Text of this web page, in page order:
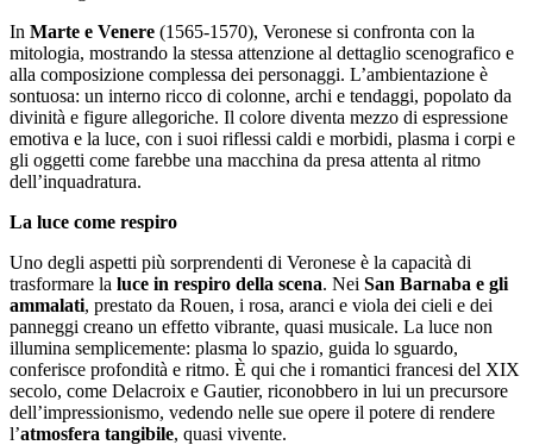
In Marte e Venere (1565-1570), Veronese si confronta con la
mitologia, mostrando la stessa attenzione al dettaglio scenografico e
alla composizione complessa dei personaggi. L’ambientazione è
sontuosa: un interno ricco di colonne, archi e tendaggi, popolato da
divinità e figure allegoriche. Il colore diventa mezzo di espressione
emotiva e la luce, con i suoi riflessi caldi e morbidi, plasma i corpi e
gli oggetti come farebbe una macchina da presa attenta al ritmo
dell’inquadratura.
La luce come respiro
Uno degli aspetti più sorprendenti di Veronese è la capacità di
trasformare la luce in respiro della scena. Nei San Barnaba e gli
ammalati, prestato da Rouen, i rosa, aranci e viola dei cieli e dei
panneggi creano un effetto vibrante, quasi musicale. La luce non
illumina semplicemente: plasma lo spazio, guida lo sguardo,
conferisce profondità e ritmo. È qui che i romantici francesi del XIX
secolo, come Delacroix e Gautier, riconobbero in lui un precursore
dell’impressionismo, vedendo nelle sue opere il potere di rendere
l’atmosfera tangibile, quasi vivente.